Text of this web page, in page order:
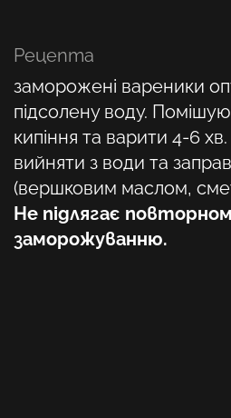
Рецепта
заморожені вареники
підсолену воду.
кипіння та варити 4-6
вийняти з води та
(вершковим маслом,
Не підлягає
заморожуванню.